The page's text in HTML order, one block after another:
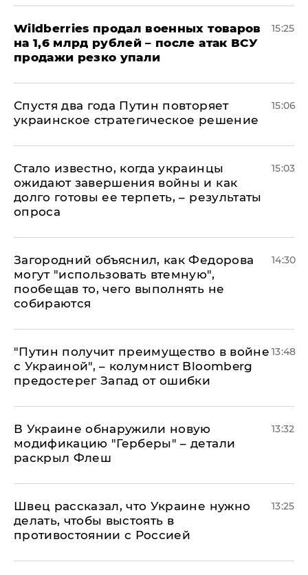
​Wildberries продал военных товаров
на 1,6 млрд рублей – после атак ВСУ
продажи резко упали
15:25
Спустя два года Путин повторяет
украинское стратегическое решение
15:06
Стало известно, когда украинцы
ожидают завершения войны и как
долго готовы ее терпеть, – результаты
опроса
15:03
Загородний объяснил, как Федорова
могут "использовать втемную",
пообещав то, чего выполнять не
собираются
14:30
"Путин получит преимущество в войне
с Украиной", – колумнист Bloomberg
предостерег Запад от ошибки
13:48
В Украине обнаружили новую
модификацию "Герберы" – детали
раскрыл Флеш
13:32
Швец рассказал, что Украине нужно
делать, чтобы выстоять в
противостоянии с Россией
13:25